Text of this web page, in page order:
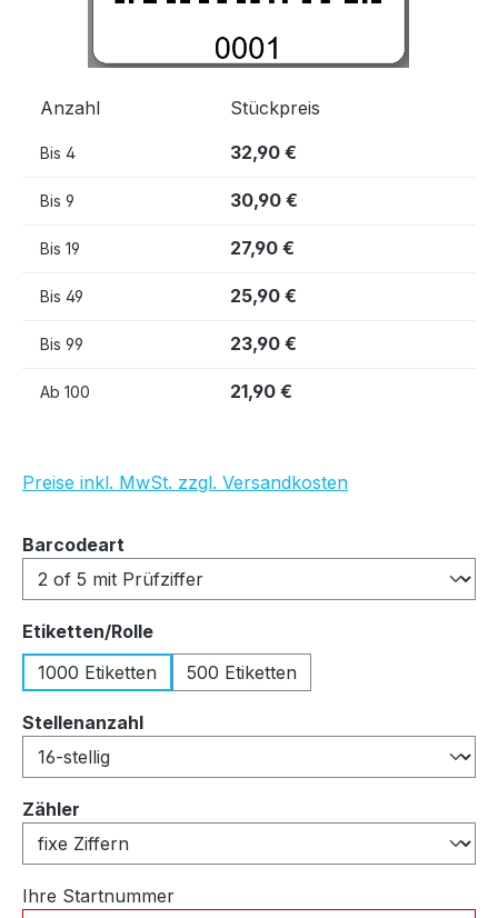
Anzahl Stückpreis
Bis 4 32,90 €
Bis 9 30,90 €
Bis 19 27,90 €
Bis 49 25,90 €
Bis 99 23,90 €
Ab 100 21,90 €
Preise inkl. MwSt. zzgl. Versandkosten
Barcodeart
Etiketten/Rolleauswählen
1000 Etiketten
500 Etiketten
Stellenanzahlauswählen
Zähler
Ihre Startnummer